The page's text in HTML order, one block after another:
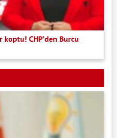
CHP’den Burcu